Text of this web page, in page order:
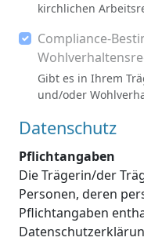
kirchlichen
Compliance-
Gibt es in Ihrem
und/oder
Datenschutz
Pflichtangaben
Die Trägerin/der
Personen, deren
Pflichtangaben enthalten sind, die